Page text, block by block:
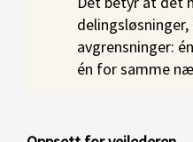
avgrensninger:
én for samme